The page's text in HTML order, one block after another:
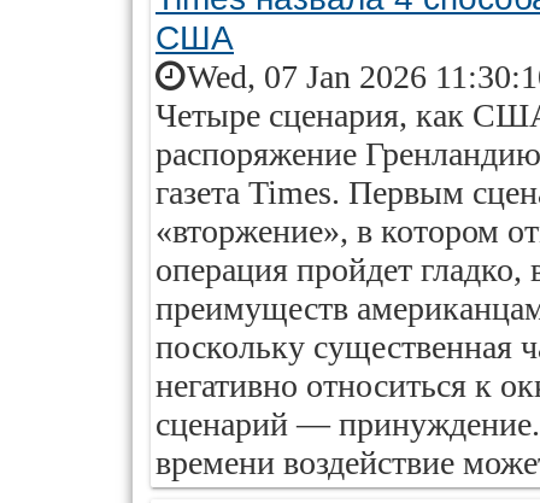
США
Wed, 07 Jan 2026
Четыре сценария, как
распоряжение
газета Times. Первым
«вторжение», в котором
операция пройдет гладко,
преимуществ
поскольку существенная
негативно относиться к
сценарий —
времени воздействие